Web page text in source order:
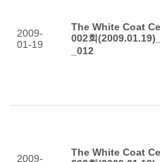
2009-
01-19
The White Coat
002회
_012
2009-
The White Coat